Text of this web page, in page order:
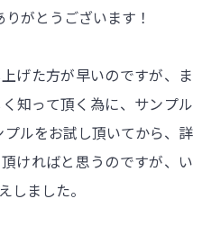
がとうございます！
げた方が早いのですが、ま
知って頂く為に、サンプル
ルをお試し頂いてから、詳
ければと思うのですが、い
しました。